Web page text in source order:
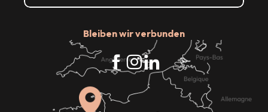
Bleiben wir verbunden